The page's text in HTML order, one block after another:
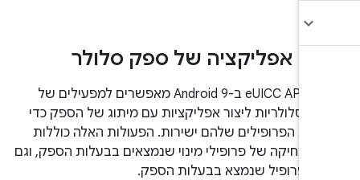
אפליקציה של ספק סלולר
ממשקי eUICC API ב-Android 9 מאפשרים למפעילים של
סלולריות ליצור אפליקציות עם מיתוג של הספק כדי
את הפרופילים שלהם ישירות. הפעולות האלה כוללות
ומחיקה של פרופילי מינוי שנמצאים בבעלות הספק, וגם
לפרופיל שנמצא בבעלות הספק.